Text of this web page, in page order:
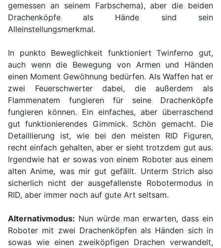
gemessen an seinem Farbschema), aber die beiden
Drachenköpfe als Hände sind sein
Alleinstellungsmerkmal.
In punkto Beweglichkeit funktioniert Twinferno gut,
auch wenn die Bewegung von Armen und Händen
einen Moment Gewöhnung bedürfen. Als Waffen hat er
zwei Feuerschwerter dabei, die außerdem als
Flammenatem fungieren für seine Drachenköpfe
fungieren können. Ein einfaches, aber überraschend
gut funktionierendes Gimmick. Schön gemacht. Die
Detaillierung ist, wie bei den meisten RID Figuren,
recht einfach gehalten, aber er sieht trotzdem gut aus.
Irgendwie hat er sowas von einem Roboter aus einem
alten Anime, was mir gut gefällt. Unterm Strich also
sicherlich nicht der ausgefallenste Robotermodus in
RID, aber immer noch auf gute Art seltsam.
Alternativmodus: Nun würde man erwarten, dass ein
Roboter mit zwei Drachenköpfen als Händen sich in
sowas wie einen zweiköpfigen Drachen verwandelt,